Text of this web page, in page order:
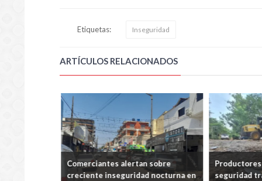
Etiquetas: Inseguridad
ARTÍCULOS RELACIONADOS
Comerciantes alertan sobre
creciente inseguridad nocturna en
Productores
seguridad